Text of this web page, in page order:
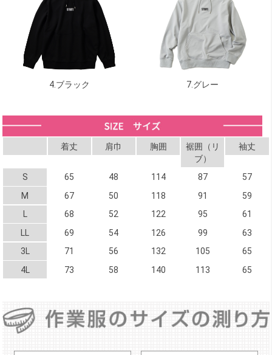
4.ブラック 7.グレー
着丈 肩巾 胸囲
裾囲（リ
ブ）
袖丈
S 65 48 114 87
57
M
67 50 118 91
59
68 52 122 95
61
69 54 126 99
63
3L
71 56 132 105
65
4L
73 58 140 113 65